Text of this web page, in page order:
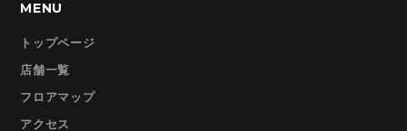
MENU
トップページ
店舗一覧
フロアマップ
アクセス